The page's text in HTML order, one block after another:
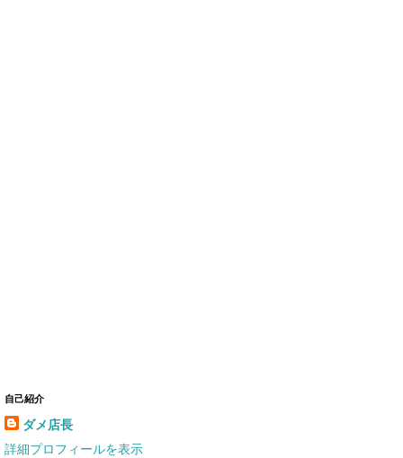
自己紹介
ダメ店長
詳細プロフィールを表示